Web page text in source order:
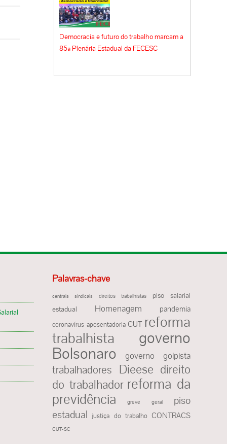
Democracia e futuro do trabalho marcam a
85ª Plenária Estadual da FECESC
Palavras-chave
centrais sindicais direitos trabalhistas
piso salarial
estadual
Homenagem pandemia
coronavírus aposentadoria CUT reforma
trabalhista
governo
Bolsonaro governo golpista
trabalhadores Dieese direito
do trabalhador reforma da
previdência
greve geral
piso
estadual justiça do trabalho CONTRACS
CUT-SC